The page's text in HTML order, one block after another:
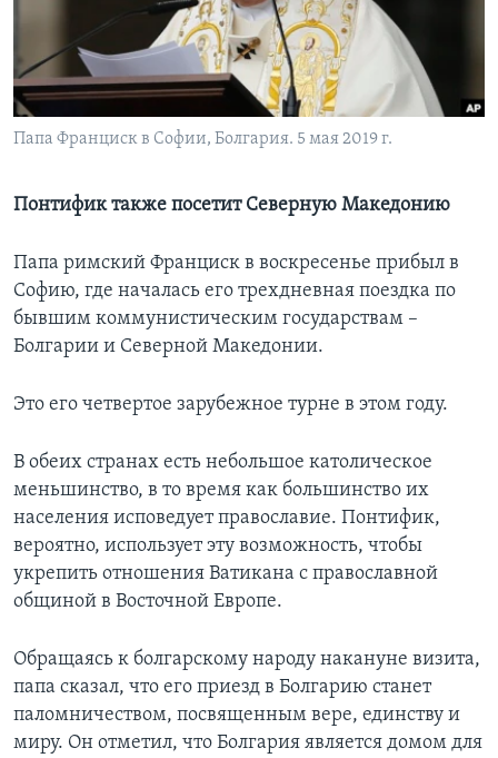
Learning English
СОЦИАЛЬНЫЕ СЕТИ
Языки
Папа Франциск в Софии, Болгария. 5 мая 2019 г.
Понтифик также посетит Северную Македонию
Папа римский Франциск в воскресенье прибыл в
Софию, где началась его трехдневная поездка по
бывшим коммунистическим государствам –
Болгарии и Северной Македонии.
Это его четвертое зарубежное турне в этом году.
В обеих странах есть небольшое католическое
меньшинство, в то время как большинство их
населения исповедует православие. Понтифик,
вероятно, использует эту возможность, чтобы
укрепить отношения Ватикана с православной
общиной в Восточной Европе.
Обращаясь к болгарскому народу накануне визита,
папа сказал, что его приезд в Болгарию станет
паломничеством, посвященным вере, единству и
миру. Он отметил, что Болгария является домом для